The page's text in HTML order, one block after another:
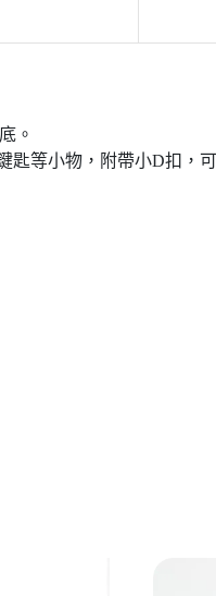
。
等小物，附帶小D扣，